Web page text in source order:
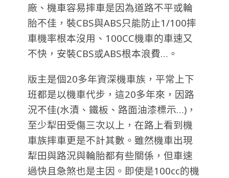
廠、機車容易摔車是因為道路不平或輪
胎不佳，裝CBS與ABS只能防止1/100摔
車機率根本沒用、100CC機車的車速又
不快，安裝CBS或ABS根本浪費…。
版主是個20多年資深機車族，平常上下
班都是以機車代步，這20多年來，因路
況不佳(水漬、鐵板、路面油漆標示…)，
至少犁田受傷三次以上，在路上看到機
車族摔車更是不計其數。雖然機車出現
犁田與路況與輪胎都有些關係，但車速
過快且急煞也是主因。即使是100cc的機